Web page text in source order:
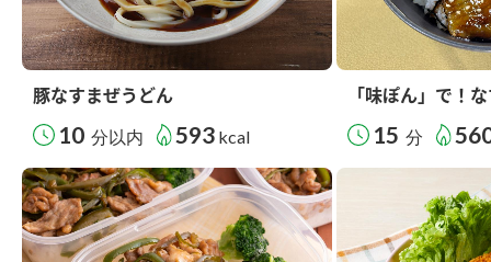
豚なすまぜうどん
10 分以内 593 kcal
「味ぽん」で！
15 分